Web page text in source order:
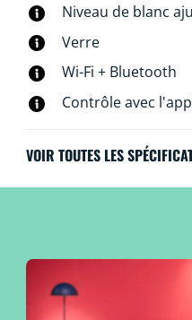
Niveau de blanc
Verre
Wi-Fi + Bluetooth
Contrôle avec
VOIR TOUTES LES